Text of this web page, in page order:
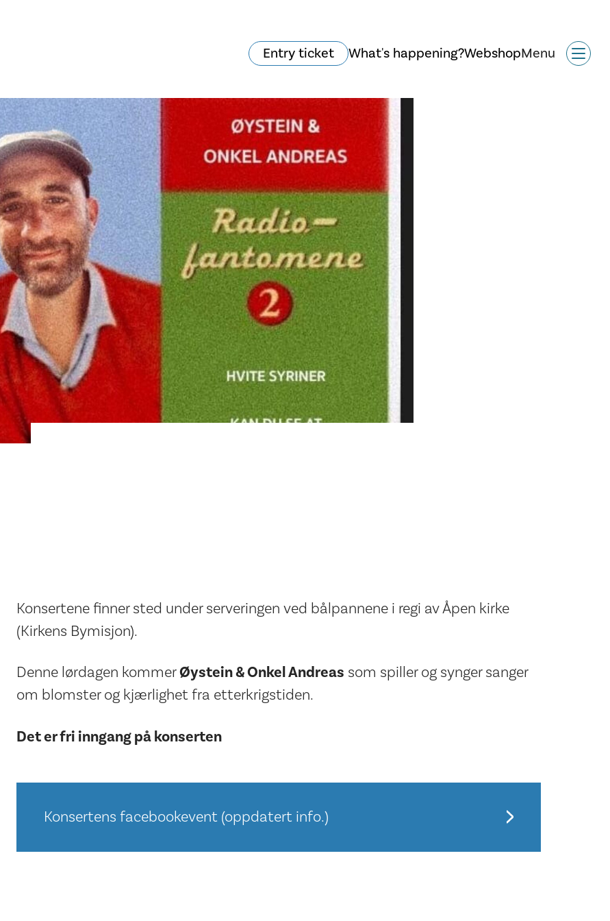
Entry ticket What's happening?WebshopMenu
Musikk
Konsertene finner sted under serveringen ved bålpannene i regi av Åpen kirke
(Kirkens Bymisjon).
Denne lørdagen kommerØystein & Onkel Andreas som spiller og synger sanger
om blomster og kjærlighet fra etterkrigstiden.
Det er fri inngang på konserten
Konsertens facebookevent (oppdatert info.)